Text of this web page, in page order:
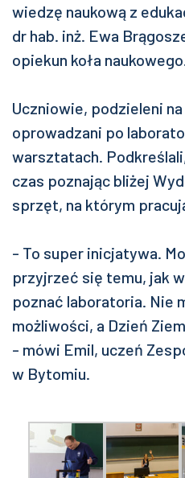
wiedzę naukową z
dr hab. inż. Ewa
opiekun koła naukowego.
Uczniowie, podzieleni
oprowadzani po
warsztatach.
czas poznając bliżej
sprzęt, na którym
- To super inicjatywa.
przyjrzeć się temu, jak
poznać laboratoria. Nie
możliwości, a Dzień
- mówi Emil, uczeń
w Bytomiu.